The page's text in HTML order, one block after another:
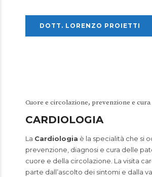
DOTT. LORENZO PROIETTI
Cuore e circolazione, prevenzione e cura
CARDIOLOGIA
La Cardiologia è la specialità che si
prevenzione, diagnosi e cura delle
cuore e della circolazione. La visita
parte dall’ascolto dei sintomi e dalla